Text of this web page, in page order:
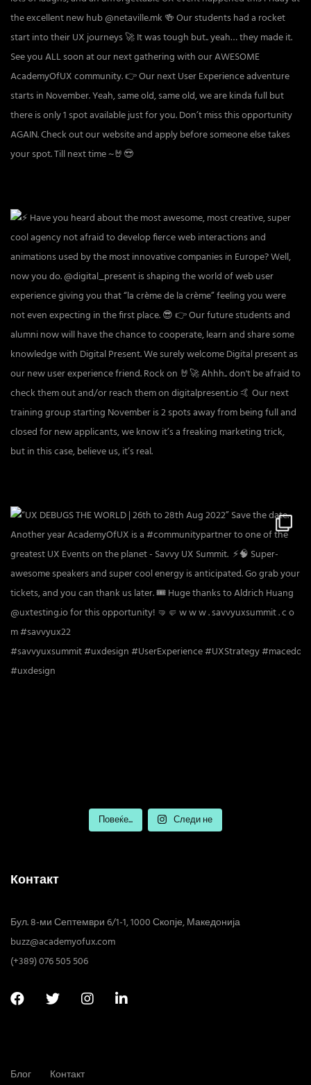
Повеќе... Следи не
Контакт
Бул. 8-ми Септември 6/1-1, 1000 Скопје, Македонија
buzz@academyofux.com
(+389) 076 505 506
Блог Контакт